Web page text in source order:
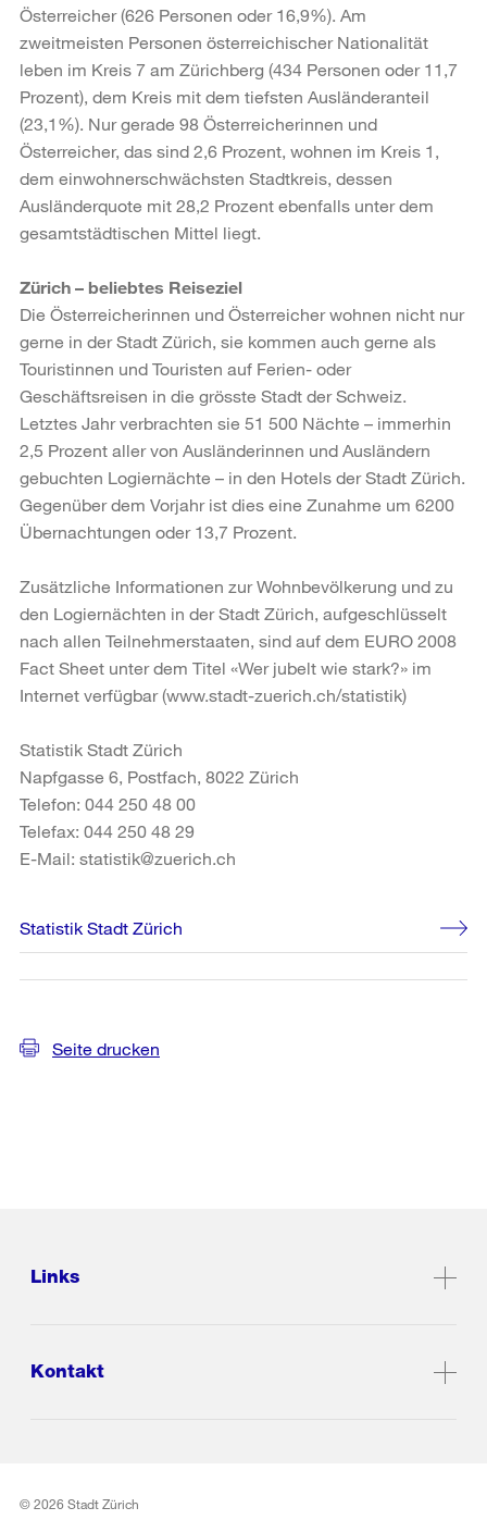
Österreicher (626 Personen oder 16,9%). Am
zweitmeisten Personen österreichischer Nationalität
leben im Kreis 7 am Zürichberg (434 Personen oder 11,7
Prozent), dem Kreis mit dem tiefsten Ausländeranteil
(23,1%). Nur gerade 98 Österreicherinnen und
Österreicher, das sind 2,6 Prozent, wohnen im Kreis 1,
dem einwohnerschwächsten Stadtkreis, dessen
Ausländerquote mit 28,2 Prozent ebenfalls unter dem
gesamtstädtischen Mittel liegt.
Zürich – beliebtes Reiseziel
Die Österreicherinnen und Österreicher wohnen nicht nur
gerne in der Stadt Zürich, sie kommen auch gerne als
Touristinnen und Touristen auf Ferien- oder
Geschäftsreisen in die grösste Stadt der Schweiz.
Letztes Jahr verbrachten sie 51 500 Nächte – immerhin
2,5 Prozent aller von Ausländerinnen und Ausländern
gebuchten Logiernächte – in den Hotels der Stadt Zürich.
Gegenüber dem Vorjahr ist dies eine Zunahme um 6200
Übernachtungen oder 13,7 Prozent.
Zusätzliche Informationen zur Wohnbevölkerung und zu
den Logiernächten in der Stadt Zürich, aufgeschlüsselt
nach allen Teilnehmerstaaten, sind auf dem EURO 2008
Fact Sheet unter dem Titel «Wer jubelt wie stark?» im
Internet verfügbar (www.stadt-zuerich.ch/statistik)
Statistik Stadt Zürich
Napfgasse 6, Postfach, 8022 Zürich
Telefon: 044 250 48 00
Telefax: 044 250 48 29
E-Mail: statistik@zuerich.ch
Weitere
Informationen
Statistik Stadt Zürich
Seite drucken
Links
Kontakt
© 2026 Stadt Zürich